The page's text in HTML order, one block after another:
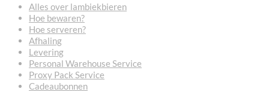
Alles over lambiekbieren
Hoe bewaren?
Hoe serveren?
Afhaling
Levering
Personal Warehouse Service
Proxy Pack Service
Cadeaubonnen